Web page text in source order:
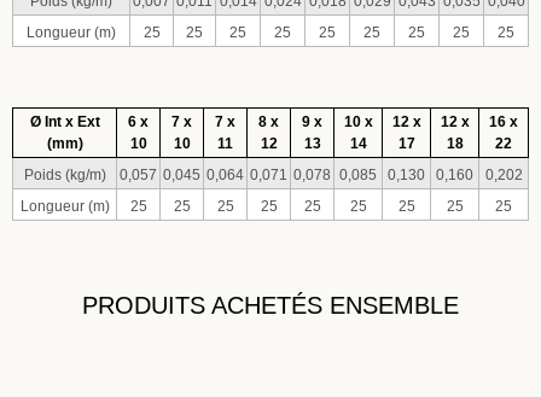
Longueur (m)
25 25 25 25 25 25 25 25 25
Ø Int x Ext
(mm)
6 x
10
7 x
10
7 x
11
8 x
12
9 x
13
10 x
14
12 x
17
12 x
18
16 x
22
Poids (kg/m)
0,057 0,045 0,064 0,071 0,078 0,085 0,130 0,160
0,202
Longueur (m)
25 25 25 25 25 25 25 25 25
PRODUITS ACHETÉS ENSEMBLE